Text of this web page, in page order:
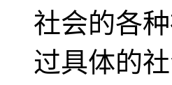
社会的各
过具体的